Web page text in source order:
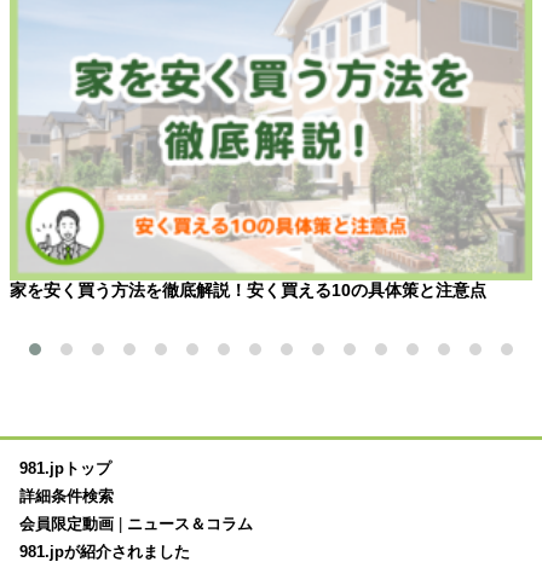
家を安く買う方法を徹底解説！安く買える10の具体策と注意点
981.jpトップ
詳細条件検索
会員限定動画
ニュース＆コラム
981.jpが紹介されました